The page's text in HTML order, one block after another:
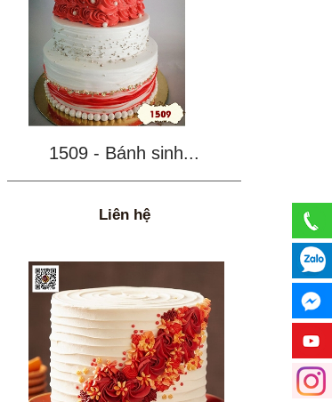
1509 - Bánh sinh...
Liên hệ